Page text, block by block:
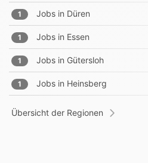
1 Jobs in Düren
1 Jobs in Essen
1 Jobs in Gütersloh
1 Jobs in Heinsberg
Übersicht der Regionen